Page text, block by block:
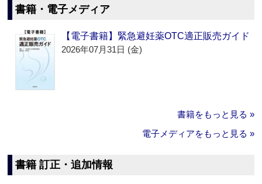
書籍・電子メディア
【電子書籍】緊急避妊薬OTC適正販売ガイド
2026年07月31日 (金)
書籍をもっと見る »
電子メディアをもっと見る »
書籍 訂正・追加情報